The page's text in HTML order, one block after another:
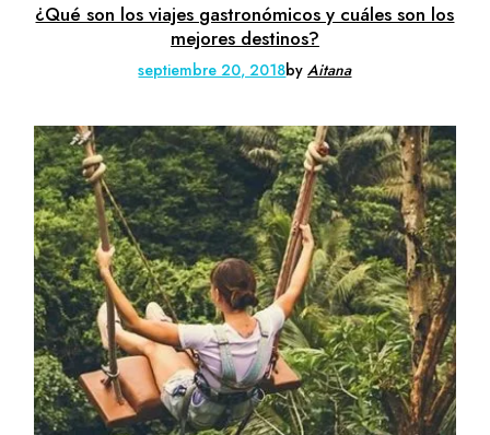
¿Qué son los viajes gastronómicos y cuáles son los
mejores destinos?
septiembre 20, 2018byAitana